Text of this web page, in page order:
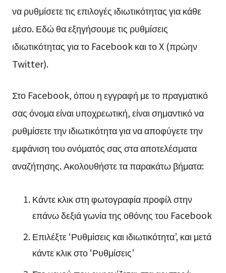
να ρυθμίσετε τις επιλογές ιδιωτικότητας για κάθε
μέσο. Εδώ θα εξηγήσουμε τις ρυθμίσεις
ιδιωτικότητας για το Facebook και το X (πρώην
Twitter).
Στο Facebook, όπου η εγγραφή με το πραγματικό
σας όνομα είναι υποχρεωτική, είναι σημαντικό να
ρυθμίσετε την ιδιωτικότητα για να αποφύγετε την
εμφάνιση του ονόματός σας στα αποτελέσματα
αναζήτησης. Ακολουθήστε τα παρακάτω βήματα:
Κάντε κλικ στη φωτογραφία προφίλ στην
επάνω δεξιά γωνία της οθόνης του Facebook
Επιλέξτε ‘Ρυθμίσεις και ιδιωτικότητα’, και μετά
κάντε κλικ στο ‘Ρυθμίσεις’